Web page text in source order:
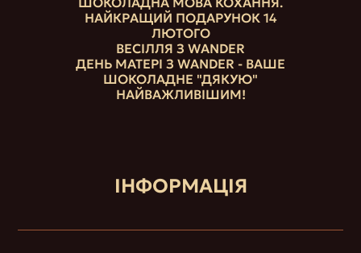
НАЙКРАЩИЙ ПОДАРУНОК 14
ЛЮТОГО
ВЕСІЛЛЯ З WANDER
ДЕНЬ МАТЕРІ З WANDER - ВАШЕ
ШОКОЛАДНЕ "ДЯКУЮ"
НАЙВАЖЛИВІШИМ!
ІНФОРМАЦІЯ